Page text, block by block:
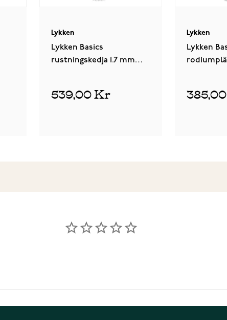
Lykken
Lykken Basics
rustningskedja 1.7 mm
539,00 Kr
Lykken
Lykken